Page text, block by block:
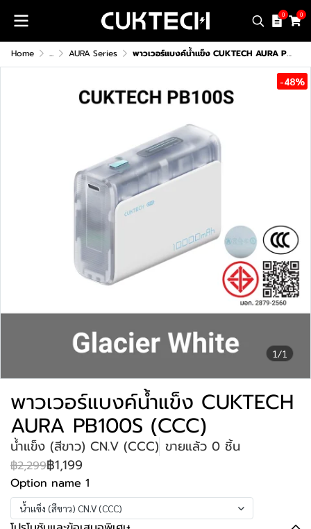
0 0
Home ... AURA Series พาวเวอร์แบงค์น้ำแข็ง CUKTECH AURA PB100S (CCC)
1/1
-48%
พาวเวอร์แบงค์น้ำแข็ง CUKTECH
AURA PB100S (CCC)
น้ำแข็ง (สีขาว) CN.V (CCC) ขายแล้ว 0 ชิ้น
฿2,299฿1,199
Option name 1
น้ำแข็ง (สีขาว) CN.V (CCC)